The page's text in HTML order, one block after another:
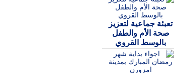
تعبئة جماعية لتعزيز
صحة الأم والطفل
بالوسط القروي